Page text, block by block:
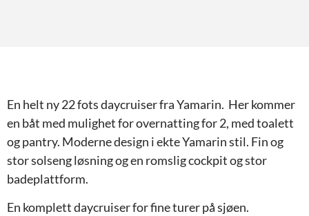
En helt ny 22 fots daycruiser fra Yamarin. Her kommer
en båt med mulighet for overnatting for 2, med toalett
og pantry. Moderne design i ekte Yamarin stil. Fin og
stor solseng løsning og en romslig cockpit og stor
badeplattform.
En komplett daycruiser for fine turer på sjøen.